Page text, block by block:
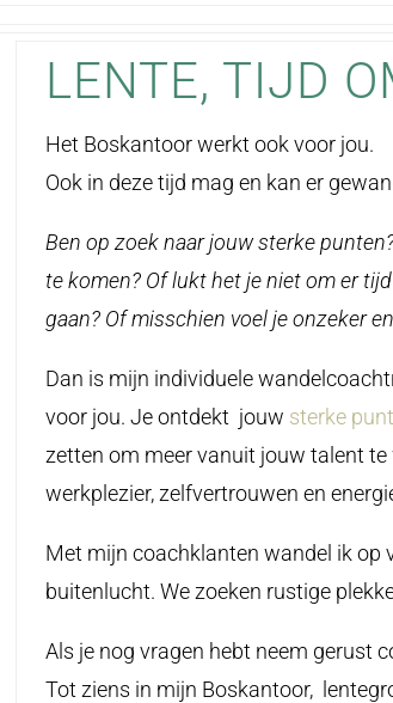
LENTE, TIJD
Het Boskantoor werkt ook voor jou.
Ook in deze tijd mag en kan er
Ben op zoek naar jouw sterke
te komen? Of lukt het je niet om er
gaan? Of misschien voel je onzeker
Dan is mijn individuele
voor jou. Je ontdekt jouw sterke
zetten om meer vanuit jouw talent
werkplezier, zelfvertrouwen en
Met mijn coachklanten wandel ik op
buitenlucht. We zoeken rustige
Als je nog vragen hebt neem gerust
Tot ziens in mijn Boskantoor,